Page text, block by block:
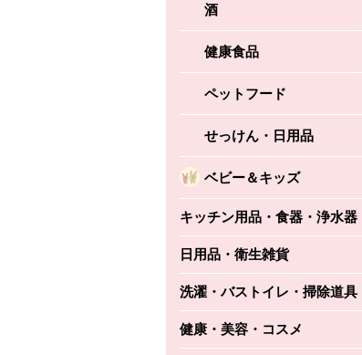
酒
健康食品
ペットフード
せっけん・日用品
ベビー＆キッズ
キッチン用品・食器・浄水器
日用品・衛生雑貨
洗濯・バストイレ・掃除道具
健康・美容・コスメ